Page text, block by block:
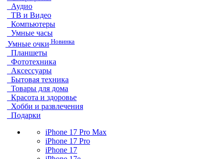
Аудио
ТВ и Видео
Компьютеры
Умные часы
Умные очки Новинка
Планшеты
Фототехника
Аксессуары
Бытовая техника
Товары для дома
Красота и здоровье
Хобби и развлечения
Подарки
iPhone 17 Pro Max
iPhone 17 Pro
iPhone 17